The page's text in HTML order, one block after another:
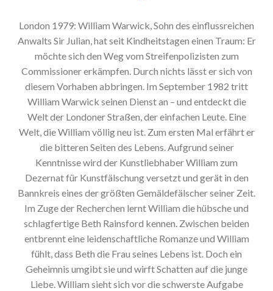
London 1979: William Warwick, Sohn des einflussreichen
Anwalts Sir Julian, hat seit Kindheitstagen einen Traum: Er
möchte sich den Weg vom Streifenpolizisten zum
Commissioner erkämpfen. Durch nichts lässt er sich von
diesem Vorhaben abbringen. Im September 1982 tritt
William Warwick seinen Dienst an – und entdeckt die
Welt der Londoner Straßen, der einfachen Leute. Eine
Welt, die William völlig neu ist. Zum ersten Mal erfährt er
die bitteren Seiten des Lebens. Aufgrund seiner
Kenntnisse wird der Kunstliebhaber William zum
Dezernat für Kunstfälschung versetzt und gerät in den
Bannkreis eines der größten Gemäldefälscher seiner Zeit.
Im Zuge der Recherchen lernt William die hübsche und
schlagfertige Beth Rainsford kennen. Zwischen beiden
entbrennt eine leidenschaftliche Romanze und William
fühlt, dass Beth die Frau seines Lebens ist. Doch ein
Geheimnis umgibt sie und wirft Schatten auf die junge
Liebe. William sieht sich vor die schwerste Aufgabe